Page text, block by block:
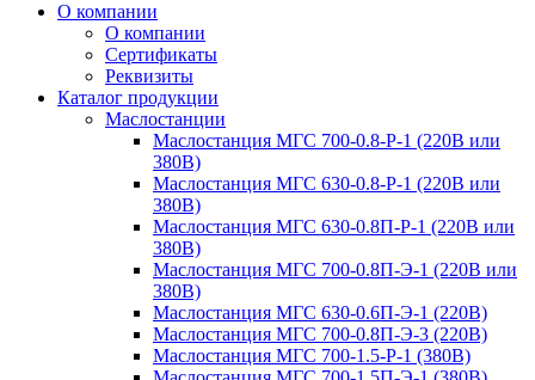
О компании
О компании
Сертификаты
Реквизиты
Каталог продукции
Маслостанции
Маслостанция МГС 700-0.8-Р-1 (220В или
380В)
Маслостанция МГС 630-0.8-Р-1 (220В или
380В)
Маслостанция МГС 630-0.8П-Р-1 (220В или
380В)
Маслостанция МГС 700-0.8П-Э-1 (220В или
380В)
Маслостанция МГС 630-0.6П-Э-1 (220В)
Маслостанция МГС 700-0.8П-Э-3 (220В)
Маслостанция МГС 700-1.5-Р-1 (380В)